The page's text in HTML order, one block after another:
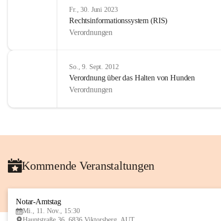
Fr., 30. Juni 2023
Rechtsinformationssystem (RIS)
Verordnungen
So., 9. Sept. 2012
Verordnung über das Halten von Hunden
Verordnungen
Kommende Veranstaltungen
Notar-Amtstag
Mi., 11. Nov., 15:30